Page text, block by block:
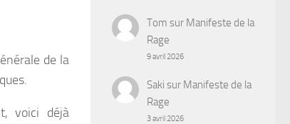
de la
voici déjà
Tom sur Manifeste de la
Rage
9 avril 2026
Saki sur Manifeste de la
Rage
3 avril 2026